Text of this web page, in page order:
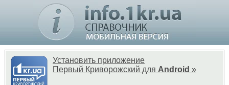
Установить приложение
Первый Криворожский для Android »